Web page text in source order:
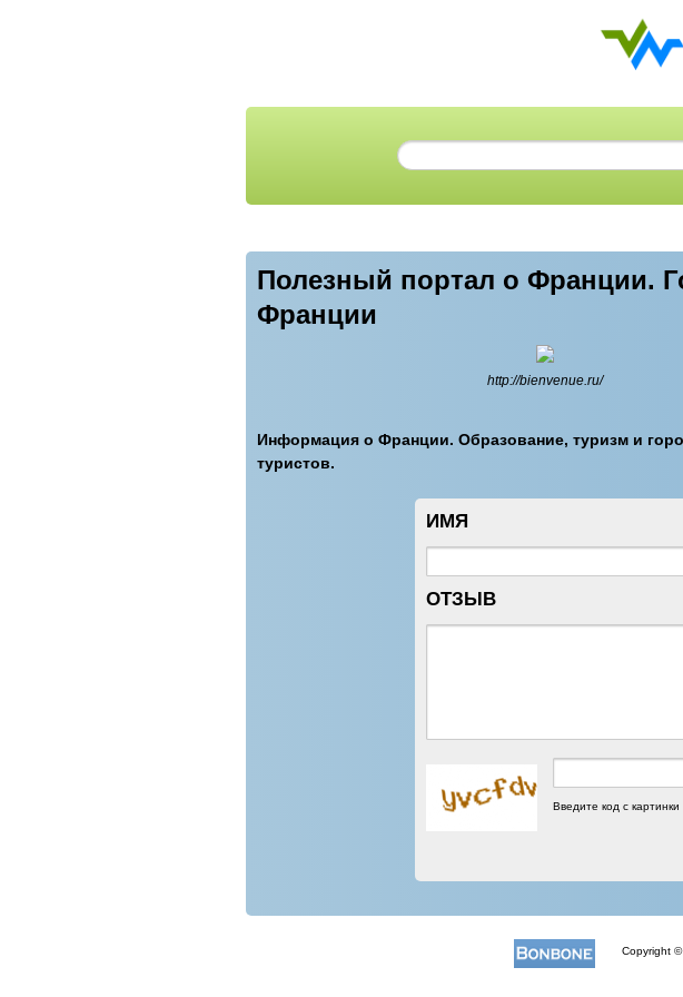
Полезный портал о Франции.
Франции
http://bienvenue.ru/
Информация о Франции. Образование, туризм и
туристов.
ИМЯ
ОТЗЫВ
Введите код с картинки
Copyright